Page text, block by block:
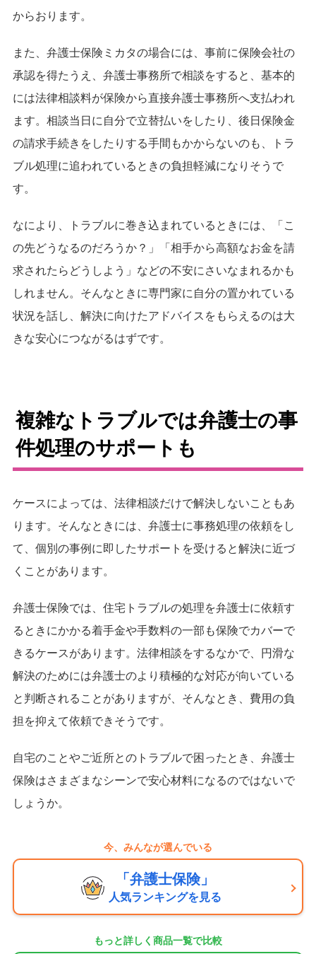
からおります。
また、弁護士保険ミカタの場合には、事前に保険会社の
承認を得たうえ、弁護士事務所で相談をすると、基本的
には法律相談料が保険から直接弁護士事務所へ支払われ
ます。相談当日に自分で立替払いをしたり、後日保険金
の請求手続きをしたりする手間もかからないのも、トラ
ブル処理に追われているときの負担軽減になりそうで
す。
なにより、トラブルに巻き込まれているときには、「こ
の先どうなるのだろうか？」「相手から高額なお金を請
求されたらどうしよう」などの不安にさいなまれるかも
しれません。そんなときに専門家に自分の置かれている
状況を話し、解決に向けたアドバイスをもらえるのは大
きな安心につながるはずです。
複雑なトラブルでは弁護士の事
件処理のサポートも
ケースによっては、法律相談だけで解決しないこともあ
ります。そんなときには、弁護士に事務処理の依頼をし
て、個別の事例に即したサポートを受けると解決に近づ
くことがあります。
弁護士保険では、住宅トラブルの処理を弁護士に依頼す
るときにかかる着手金や手数料の一部も保険でカバーで
きるケースがあります。法律相談をするなかで、円滑な
解決のためには弁護士のより積極的な対応が向いている
と判断されることがありますが、そんなとき、費用の負
担を抑えて依頼できそうです。
自宅のことやご近所とのトラブルで困ったとき、弁護士
保険はさまざまなシーンで安心材料になるのではないで
しょうか。
今、みんなが選んでいる
「弁護士保険」
人気ランキングを見る
もっと詳しく商品一覧で比較